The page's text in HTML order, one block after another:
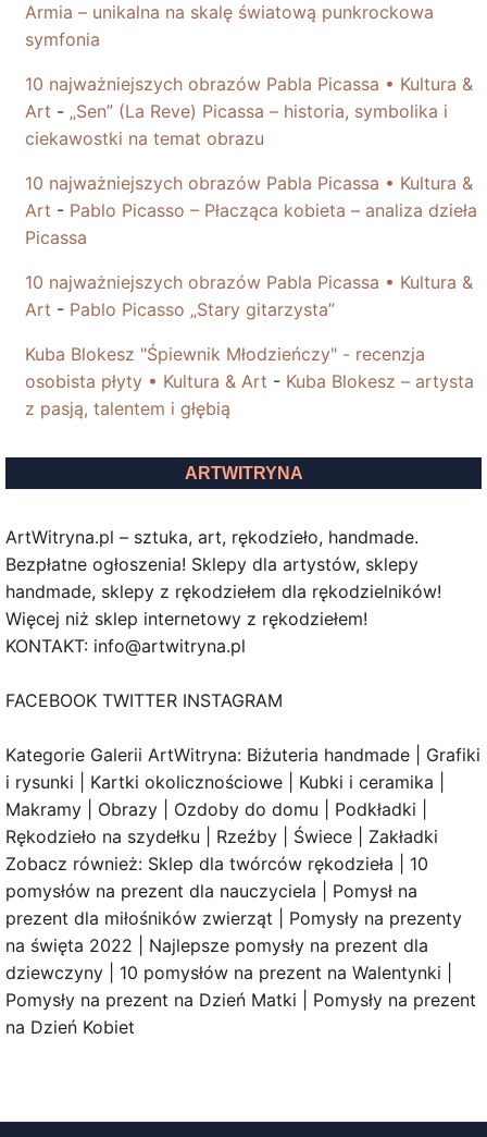
Armia – unikalna na skalę światową punkrockowa
symfonia
10 najważniejszych obrazów Pabla Picassa • Kultura &
Art - „Sen” (La Reve) Picassa – historia, symbolika i
ciekawostki na temat obrazu
10 najważniejszych obrazów Pabla Picassa • Kultura &
Art - Pablo Picasso – Płacząca kobieta – analiza dzieła
Picassa
10 najważniejszych obrazów Pabla Picassa • Kultura &
Art - Pablo Picasso „Stary gitarzysta”
Kuba Blokesz "Śpiewnik Młodzieńczy" - recenzja
osobista płyty • Kultura & Art - Kuba Blokesz – artysta
z pasją, talentem i głębią
ARTWITRYNA
ArtWitryna.pl – sztuka, art, rękodzieło, handmade.
Bezpłatne ogłoszenia! Sklepy dla artystów, sklepy
handmade, sklepy z rękodziełem dla rękodzielników!
Więcej niż sklep internetowy z rękodziełem!
KONTAKT: info@artwitryna.pl
FACEBOOK TWITTER INSTAGRAM
Kategorie Galerii ArtWitryna: Biżuteria handmade | Grafiki
i rysunki | Kartki okolicznościowe | Kubki i ceramika |
Makramy | Obrazy | Ozdoby do domu | Podkładki |
Rękodzieło na szydełku | Rzeźby | Świece | Zakładki
Zobacz również: Sklep dla twórców rękodzieła | 10
pomysłów na prezent dla nauczyciela | Pomysł na
prezent dla miłośników zwierząt | Pomysły na prezenty
na święta 2022 | Najlepsze pomysły na prezent dla
dziewczyny | 10 pomysłów na prezent na Walentynki |
Pomysły na prezent na Dzień Matki | Pomysły na prezent
na Dzień Kobiet